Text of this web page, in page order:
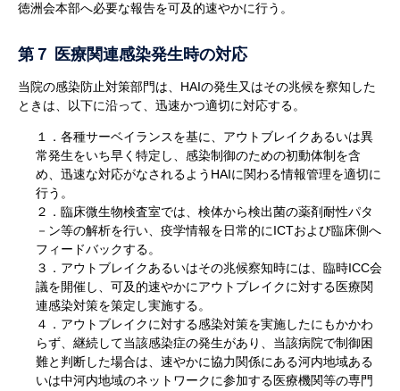
徳洲会本部へ必要な報告を可及的速やかに行う。
第７ 医療関連感染発生時の対応
当院の感染防止対策部門は、HAIの発生又はその兆候を察知した
ときは、以下に沿って、迅速かつ適切に対応する。
１．各種サーベイランスを基に、アウトブレイクあるいは異
常発生をいち早く特定し、感染制御のための初動体制を含
め、迅速な対応がなされるようHAIに関わる情報管理を適切に
行う。
２．臨床微生物検査室では、検体から検出菌の薬剤耐性パタ
－ン等の解析を行い、疫学情報を日常的にICTおよび臨床側へ
フィードバックする。
３．アウトブレイクあるいはその兆候察知時には、臨時ICC会
議を開催し、可及的速やかにアウトブレイクに対する医療関
連感染対策を策定し実施する。
４．アウトブレイクに対する感染対策を実施したにもかかわ
らず、継続して当該感染症の発生があり、当該病院で制御困
難と判断した場合は、速やかに協力関係にある河内地域ある
いは中河内地域のネットワークに参加する医療機関等の専門